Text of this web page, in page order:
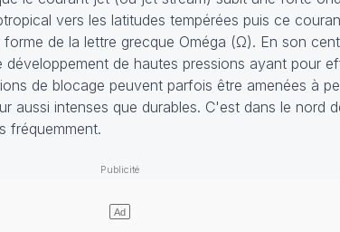
vers les latitudes tempérées puis ce
de la lettre grecque Oméga (Ω). En son
de hautes pressions ayant pour
de blocage peuvent parfois être amenées à
aussi intenses que durables. C'est dans le nord
fréquemment.